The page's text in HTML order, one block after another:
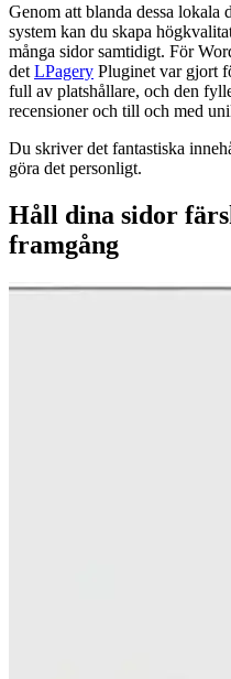
Genom att blanda dessa lokala
system kan du skapa
många sidor samtidigt. För
det LPagery Pluginet var gjort
full av platshållare, och den
recensioner och till och med
Du skriver det fantastiska
göra det personligt.
Håll dina sidor
framgång